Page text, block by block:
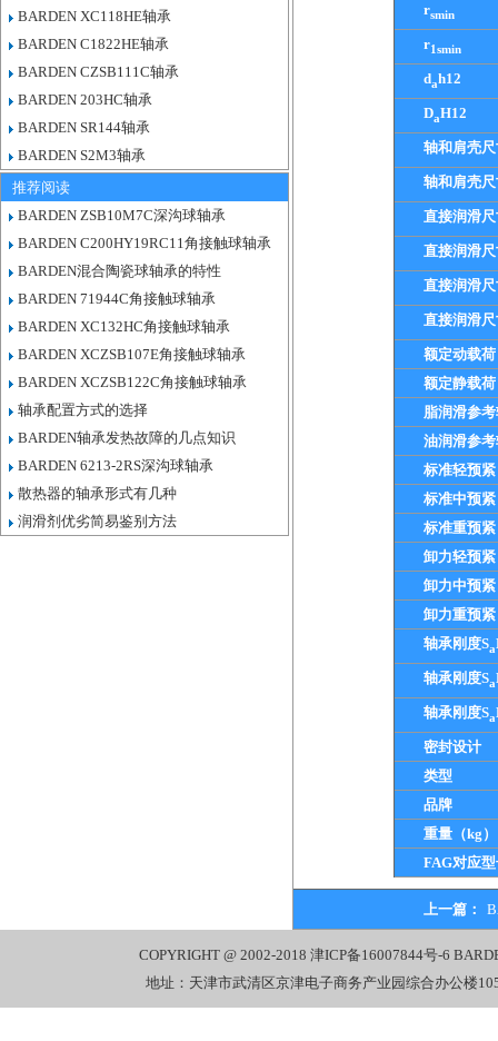
BARDEN XC118HE轴承
BARDEN C1822HE轴承
BARDEN CZSB111C轴承
BARDEN 203HC轴承
BARDEN SR144轴承
BARDEN S2M3轴承
推荐阅读
BARDEN ZSB10M7C深沟球轴承
BARDEN C200HY19RC11角接触球轴承
BARDEN混合陶瓷球轴承的特性
BARDEN 71944C角接触球轴承
BARDEN XC132HC角接触球轴承
BARDEN XCZSB107E角接触球轴承
BARDEN XCZSB122C角接触球轴承
轴承配置方式的选择
BARDEN轴承发热故障的几点知识
BARDEN 6213-2RS深沟球轴承
散热器的轴承形式有几种
润滑剂优劣简易鉴别方法
rsmin
r1smin
dah12
DaH12
轴和肩壳
轴和肩壳
直接润滑
直接润滑尺
直接润滑尺
直接润滑
额定动载
额定静载
脂润滑参
油润滑参
标准轻预
标准中预
标准重预
卸力轻预
卸力中预
卸力重预
轴承刚度Sa
轴承刚度Sa
轴承刚度Sa
密封设计
类型
品牌
重量（kg）
FAG对应
上一篇：
COPYRIGHT @ 2002-2018津ICP备16007844号-6
地址：天津市武清区京津电子商务产业园综合办公